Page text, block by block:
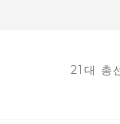
21대 총